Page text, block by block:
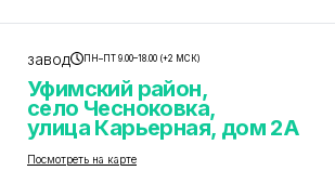
завод ПН–ПТ 9.00–18.00 (+2 МСК)
Уфимский район,
село Чесноковка,
улица Карьерная, дом 2А
Посмотреть на карте